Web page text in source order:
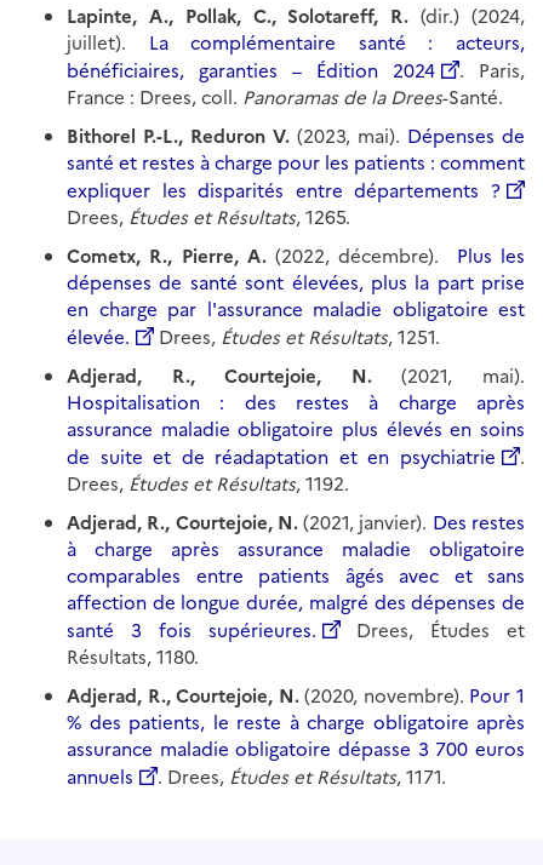
Lapinte, A., Pollak, C., Solotareff, R.(dir.) (2024,
juillet). La complémentaire santé : acteurs,
bénéficiaires, garanties – Édition 2024
. Paris,
France : Drees, coll. Panoramas de la Drees-Santé.
Bithorel P.-L., Reduron V. (2023, mai). Dépenses de
santé et restes à charge pour les patients : comment
expliquer les disparités entre départements ?
Drees, Études et Résultats, 1265.
Cometx, R., Pierre, A. (2022, décembre). Plus les
dépenses de santé sont élevées, plus la part prise
en charge par l'assurance maladie obligatoire est
élevée.
Drees, Études et Résultats, 1251.
Adjerad, R., Courtejoie, N.(2021, mai).
Hospitalisation : des restes à charge après
assurance maladie obligatoire plus élevés en soins
de suite et de réadaptation et en psychiatrie
.
Drees, Études et Résultats, 1192.
Adjerad, R., Courtejoie, N.(2021, janvier). Des restes
à charge après assurance maladie obligatoire
comparables entre patients âgés avec et sans
affection de longue durée, malgré des dépenses de
santé 3 fois supérieures.
Drees, Études et
Résultats, 1180.
Adjerad, R., Courtejoie, N.(2020, novembre). Pour 1
% des patients, le reste à charge obligatoire après
assurance maladie obligatoire dépasse 3 700 euros
annuels
. Drees, Études et Résultats, 1171.